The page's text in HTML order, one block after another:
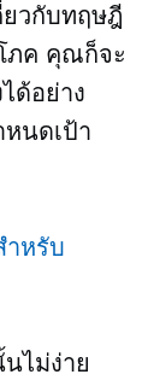
ยวกับทฤษฎี
ภค คุณก็จะ
ด้อย่าง
นดเป้า
ำหรับ
ไม่ง่าย